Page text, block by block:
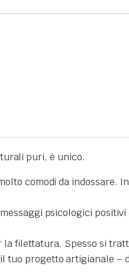
puri, è unico.
comodi da indossare.
psicologici
la filettatura. Spesso si
tuo progetto artigianale